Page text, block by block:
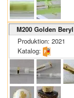
M200 Golden Beryl
Produktion: 2021
Katalog: